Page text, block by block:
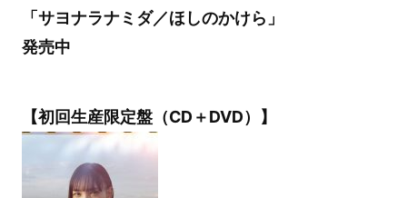
「サヨナラナミダ／ほしのかけら」
発売中
【初回生産限定盤（CD＋DVD）】